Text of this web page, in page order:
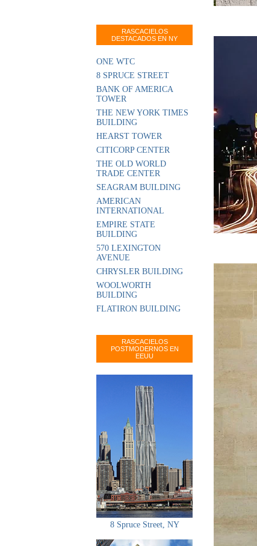
RASCACIELOS
DESTACADOS EN NY
ONE WTC
8 SPRUCE STREET
BANK OF AMERICA
TOWER
THE NEW YORK TIMES
BUILDING
HEARST TOWER
CITICORP CENTER
THE OLD WORLD
TRADE CENTER
SEAGRAM BUILDING
AMERICAN
INTERNATIONAL
EMPIRE STATE
BUILDING
570 LEXINGTON
AVENUE
CHRYSLER BUILDING
WOOLWORTH
BUILDING
FLATIRON BUILDING
RASCACIELOS
POSTMODERNOS EN
EEUU
8 Spruce Street, NY